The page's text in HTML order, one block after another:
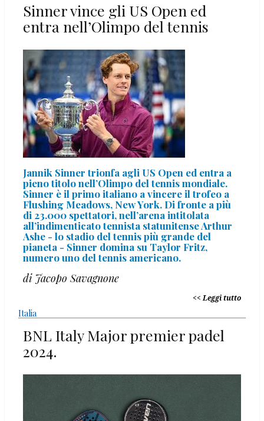
Sinner vince gli US Open ed
entra nell’Olimpo del tennis
Jannik Sinner trionfa agli US Open ed entra a
pieno titolo nell’Olimpo del tennis mondiale.
Sinner è il primo italiano a vincere il trofeo a
Flushing Meadows, New York. Di fronte a più
di 23.000 spettatori, nell’arena intitolata
all’indimenticato tennista statunitense Arthur
Ashe - lo stadio del tennis più grande del
pianeta - Sinner domina su Taylor Fritz,
numero uno del tennis americano.
di Jacopo Savagnone
Leggi tutto
Italia
BNL Italy Major premier padel
2024.